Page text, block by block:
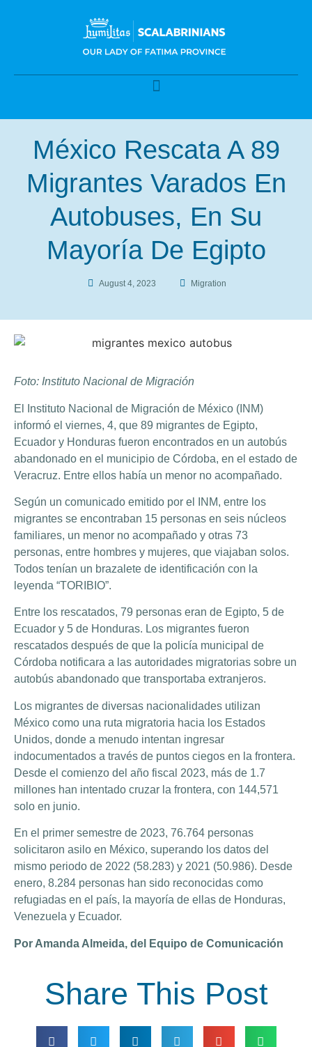
México Rescata A 89
Migrantes Varados En
Autobuses, En Su
Mayoría De Egipto
August 4, 2023 Migration
Foto: Instituto Nacional de Migración
El Instituto Nacional de Migración de México (INM)
informó el viernes, 4, que 89 migrantes de Egipto,
Ecuador y Honduras fueron encontrados en un autobús
abandonado en el municipio de Córdoba, en el estado de
Veracruz. Entre ellos había un menor no acompañado.
Según un comunicado emitido por el INM, entre los
migrantes se encontraban 15 personas en seis núcleos
familiares, un menor no acompañado y otras 73
personas, entre hombres y mujeres, que viajaban solos.
Todos tenían un brazalete de identificación con la
leyenda “TORIBIO”.
Entre los rescatados, 79 personas eran de Egipto, 5 de
Ecuador y 5 de Honduras. Los migrantes fueron
rescatados después de que la policía municipal de
Córdoba notificara a las autoridades migratorias sobre un
autobús abandonado que transportaba extranjeros.
Los migrantes de diversas nacionalidades utilizan
México como una ruta migratoria hacia los Estados
Unidos, donde a menudo intentan ingresar
indocumentados a través de puntos ciegos en la frontera.
Desde el comienzo del año fiscal 2023, más de 1.7
millones han intentado cruzar la frontera, con 144,571
solo en junio.
En el primer semestre de 2023, 76.764 personas
solicitaron asilo en México, superando los datos del
mismo periodo de 2022 (58.283) y 2021 (50.986). Desde
enero, 8.284 personas han sido reconocidas como
refugiadas en el país, la mayoría de ellas de Honduras,
Venezuela y Ecuador.
Por Amanda Almeida, del Equipo de Comunicación
Share This Post